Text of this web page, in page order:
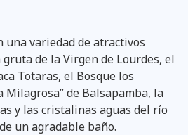
una variedad de atractivos
de la Virgen de Lourdes, el
Totaras, el Bosque los
Milagrosa” de Balsapamba, la
y las cristalinas aguas del río
un agradable baño.